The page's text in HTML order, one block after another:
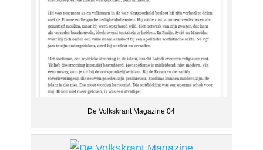
De Volkskrant Magazine 04